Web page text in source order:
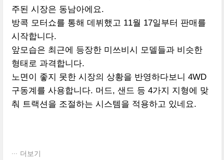
주된 시장은 동남아에요.
방콕 모터쇼를 통해 데뷔했고 11월 17일부터 판매를
시작합니다.
앞모습은 최근에 등장한 미쓰비시 모델들과 비슷한
형태로 과격합니다.
노면이 좋지 못한 시장의 상황을 반영하다보니 4WD
구동계를 사용합니다. 머드, 샌드 등 4가지 지형에 맞
춰 트랙션을 조절하는 시스템을 적용하고 있네요.
더보기